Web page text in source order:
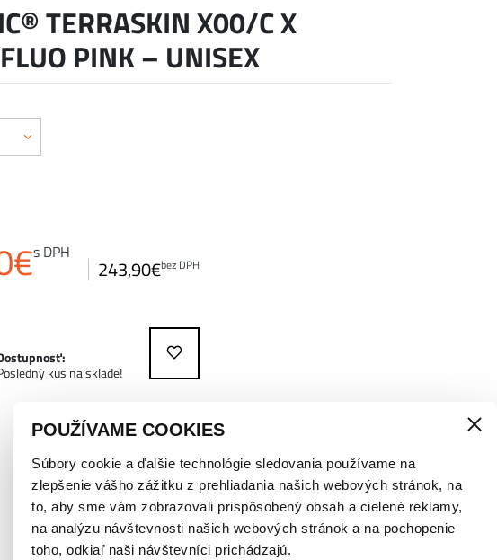
POUŽÍVAME COOKIES
Súbory cookie a ďalšie technológie sledovania používame na
zlepšenie vášho zážitku z prehliadania našich webových stránok, na
to, aby sme vám zobrazovali prispôsobený obsah a cielené reklamy,
na analýzu návštevnosti našich webových stránok a na pochopenie
toho, odkiaľ naši návštevníci prichádzajú.
TERRASKIN X00/C X
PINK – UNISEX
€s DPH
243,90€bez DPH
kus na sklade!